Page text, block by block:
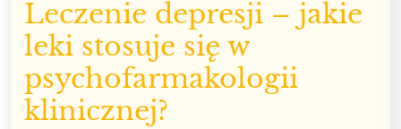
Leczenie depresji – jakie
leki stosuje się w
psychofarmakologii
klinicznej?